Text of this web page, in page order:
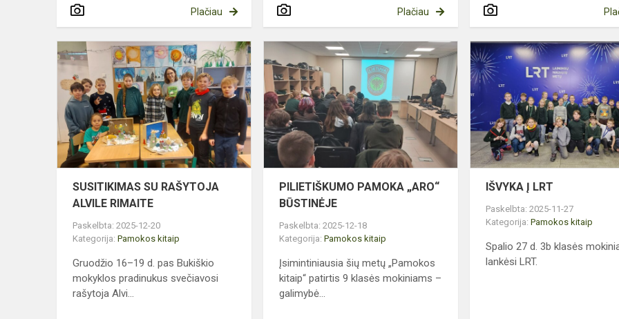
Plačiau Plačiau
SUSITIKIMAS
SU
RAŠYTOJA
ALVILE
RIMAITE
SUSITIKIMAS SU RAŠYTOJA
ALVILE RIMAITE
Paskelbta: 2025-12-20
Kategorija: Pamokos kitaip
Gruodžio 16–19 d. pas Bukiškio
mokyklos pradinukus svečiavosi
rašytoja Alvi...
PILIETIŠKUMO
PAMOKA
„ARO“
BŪSTINĖJE
PILIETIŠKUMO PAMOKA „ARO“
BŪSTINĖJE
Paskelbta: 2025-12-18
Kategorija:Pamokos kitaip
Įsimintiniausia šių metų „Pamokos
kitaip“ patirtis 9 klasės mokiniams –
galimybė...
IŠVYKA Į LRT
Paskelbta: 2025-11-27
Kategorija:Pamokos kitaip
Spalio 27 d. 3b klasės
lankėsi LRT.